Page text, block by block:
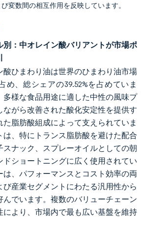
変数間の相互作用を反映しています。
別：中オレイン酸バリアントが市場ポ
酸ひまわり油は世界のひまわり油市場
め、総シェアの39.52%を占めていま
多様な食品用途に適した中性の風味プ
ながら改善された酸化安定性を提供す
た脂肪酸組成によって支えられていま
は、特にトランス脂肪酸を避けた配合
スナック、スプレーオイルとしての朝
ドショートニングに広く使用されてい
は、パフォーマンスとコスト効率の両
産業セグメントにわたる汎用性から
んでいます。複数のバリューチェーン
により、市場内で最も広い基盤を維持